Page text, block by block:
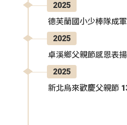
2025
德芙蘭國小少棒隊成
2025
卓溪鄉父親節感恩表
2025
新北烏來歡慶父親節